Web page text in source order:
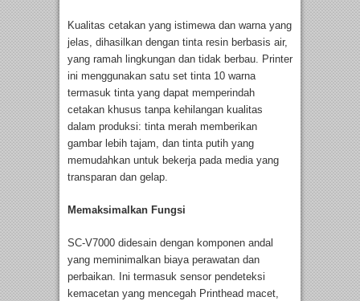
Kualitas cetakan yang istimewa dan warna yang
jelas, dihasilkan dengan tinta resin berbasis air,
yang ramah lingkungan dan tidak berbau. Printer
ini menggunakan satu set tinta 10 warna
termasuk tinta yang dapat memperindah
cetakan khusus tanpa kehilangan kualitas
dalam produksi: tinta merah memberikan
gambar lebih tajam, dan tinta putih yang
memudahkan untuk bekerja pada media yang
transparan dan gelap.
Memaksimalkan Fungsi
SC-V7000 didesain dengan komponen andal
yang meminimalkan biaya perawatan dan
perbaikan. Ini termasuk sensor pendeteksi
kemacetan yang mencegah Printhead macet,